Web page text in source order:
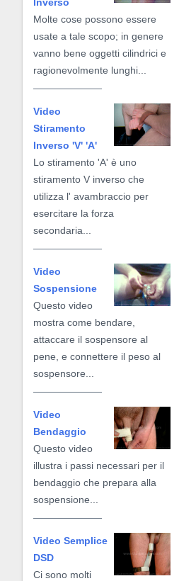
Inverso
Molte cose possono essere
usate a tale scopo; in genere
vanno bene oggetti cilindrici e
ragionevolmente lunghi...
Video
Stiramento
Inverso 'V' 'A'
Lo stiramento 'A' è uno
stiramento V inverso che
utilizza l' avambraccio per
esercitare la forza
secondaria...
Video
Sospensione
Questo video
mostra come bendare,
attaccare il sospensore al
pene, e connettere il peso al
sospensore...
Video
Bendaggio
Questo video
illustra i passi necessari per il
bendaggio che prepara alla
sospensione...
Video Semplice
DSD
Ci sono molti